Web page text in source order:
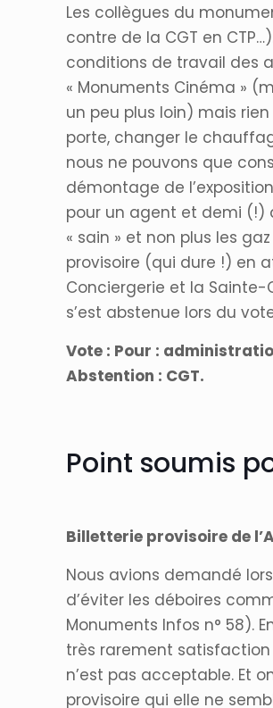
Les collègues du
contre de la CGT en
conditions de travail des
« Monuments Cinéma »
un peu plus loin) mais
porte, changer le
nous ne pouvons que
démontage de
pour un agent et demi (!)
« sain » et non plus les
provisoire (qui dure !) en
Conciergerie et la
s’est abstenue lors du
Vote : Pour :
Abstention : CGT.
Point soumis
Billetterie provisoire de
Nous avions demandé
d’éviter les déboires
Monuments Infos n° 58).
très rarement satisfaction
n’est pas acceptable. Et
provisoire qui elle ne